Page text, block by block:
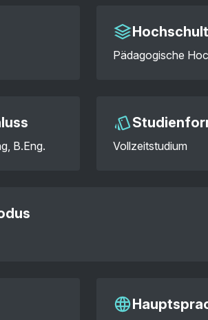
Pädagogische
B.Eng. Vollzeitstudium